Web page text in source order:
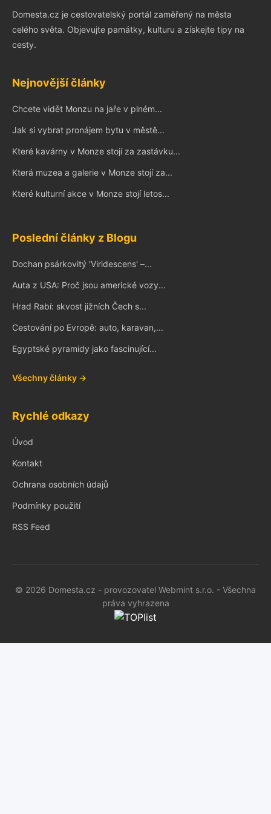
Domesta.cz je cestovatelský portál zaměřený na města
celého světa. Objevujte památky, kulturu a získejte tipy na
cesty.
Nejnovější články
Chcete vidět Monzu na jaře v plném...
Jak si vybrat pronájem bytu v městě...
Které kavárny v Monze stojí za zastávku...
Která muzea a galerie v Monze stojí za...
Které kulturní akce v Monze stojí letos...
Poslední články z Blogu
Dochan psárkovitý 'Viridescens' –...
Auta z USA: Proč jsou americké vozy...
Hrad Rabí: skvost jižních Čech s...
Cestování po Evropě: auto, karavan,...
Egyptské pyramidy jako fascinující...
Všechny články →
Rychlé odkazy
Úvod
Kontakt
Ochrana osobních údajů
Podmínky použití
RSS Feed
© 2026 Domesta.cz - provozovatel Webmint s.r.o. - Všechna
práva vyhrazena